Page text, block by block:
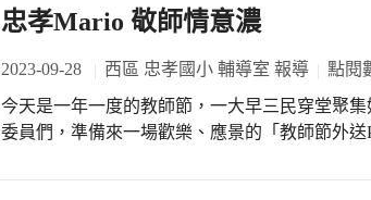
同學，每個人都可以獲得一份小禮物。 獲得禮
一番，相信你會記得老師一輩子的。 #忠孝國小112年教師節活動 #相關報導一
https://reurl.cc/1G0qyG #相關報導二https://reurl.cc/
忠孝Mario 敬師情意濃
2023-09-28 西區 忠孝國小 輔導室 報導 點閱
今天是一年一度的教師節，一大早三民穿堂聚
委員們，準備來一場歡樂、應景的「教師節外送Party Show」